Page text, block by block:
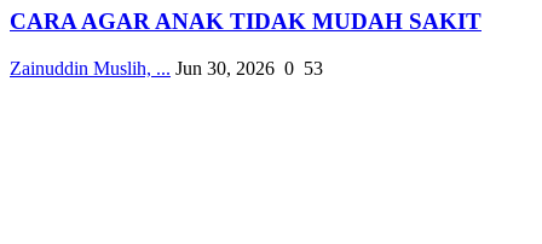
CARA AGAR ANAK TIDAK MUDAH SAKIT
Zainuddin Muslih, ... Jun 30, 2026 0 53